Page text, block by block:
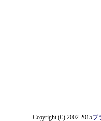
Copyright (C) 2002-2015ブ